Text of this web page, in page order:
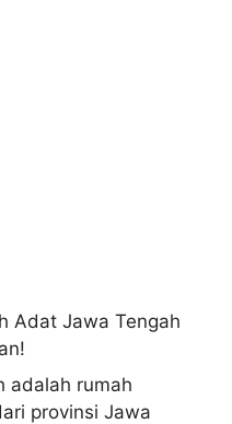
adalah rumah
provinsi Jawa